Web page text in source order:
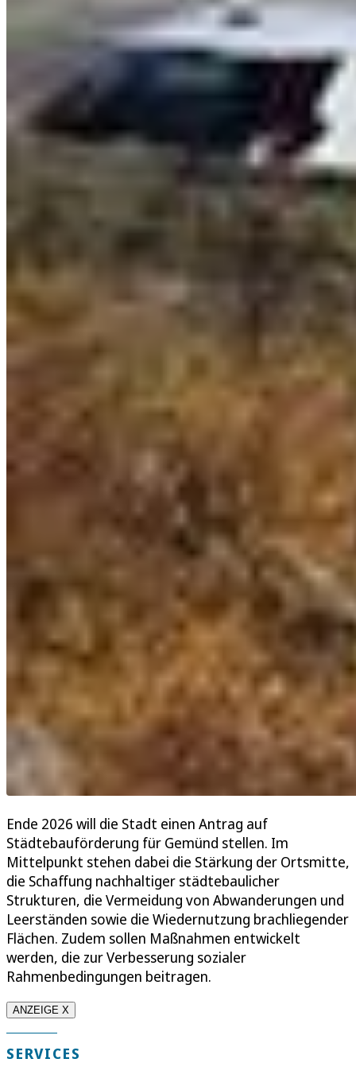
Ende 2026 will die Stadt einen Antrag auf
Städtebauförderung für Gemünd stellen. Im
Mittelpunkt stehen dabei die Stärkung der Ortsmitte,
die Schaffung nachhaltiger städtebaulicher
Strukturen, die Vermeidung von Abwanderungen und
Leerständen sowie die Wiedernutzung brachliegender
Flächen. Zudem sollen Maßnahmen entwickelt
werden, die zur Verbesserung sozialer
Rahmenbedingungen beitragen.
ANZEIGE X
SERVICES